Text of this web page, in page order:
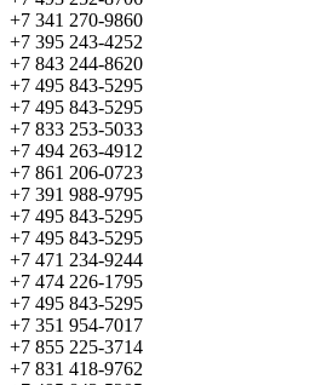
+7 341 270-9860
+7 395 243-4252
+7 843 244-8620
+7 495 843-5295
+7 495 843-5295
+7 833 253-5033
+7 494 263-4912
+7 861 206-0723
+7 391 988-9795
+7 495 843-5295
+7 495 843-5295
+7 471 234-9244
+7 474 226-1795
+7 495 843-5295
+7 351 954-7017
+7 855 225-3714
+7 831 418-9762